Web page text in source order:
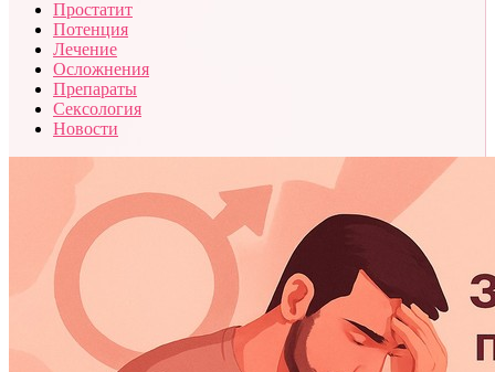
Простатит
Потенция
Лечение
Осложнения
Препараты
Сексология
Новости